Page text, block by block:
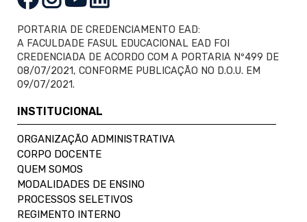
PORTARIA DE CREDENCIAMENTO EAD:
A FACULDADE FASUL EDUCACIONAL EAD FOI
CREDENCIADA DE ACORDO COM A PORTARIA Nº499 DE
08/07/2021, CONFORME PUBLICAÇÃO NO D.O.U. EM
09/07/2021.
INSTITUCIONAL
ORGANIZAÇÃO ADMINISTRATIVA
CORPO DOCENTE
QUEM SOMOS
MODALIDADES DE ENSINO
PROCESSOS SELETIVOS
REGIMENTO INTERNO